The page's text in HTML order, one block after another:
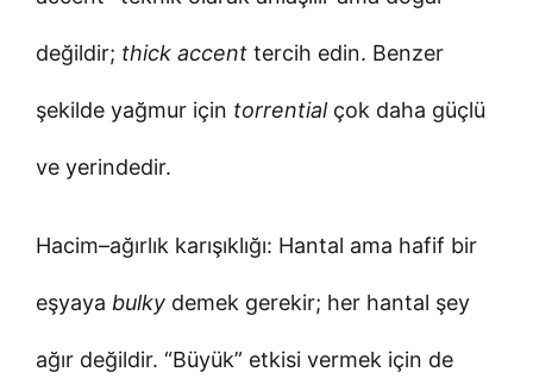
değildir; thick accent tercih edin. Benzer
şekilde yağmur için torrentialçok daha güçlü
ve yerindedir.
Hacim–ağırlık karışıklığı: Hantal ama hafif bir
eşyaya bulky demek gerekir; her hantal şey
ağır değildir. “Büyük” etkisi vermek için de